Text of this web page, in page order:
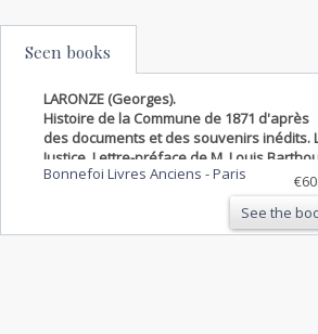
Seen books
LARONZE (Georges).
Histoire de la Commune de 1871 d'après
des documents et des souvenirs inédits.
Justice. Lettre-préface de M. Louis
Bonnefoi Livres Anciens -Paris
See the